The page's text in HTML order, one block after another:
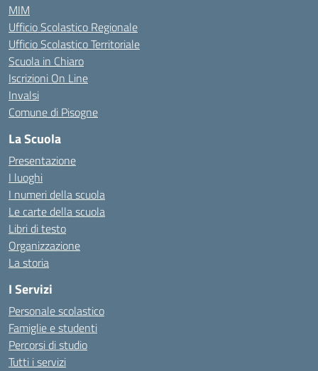
MIM
Ufficio Scolastico Regionale
Ufficio Scolastico Territoriale
Scuola in Chiaro
Iscrizioni On Line
Invalsi
Comune di Pisogne
La Scuola
Presentazione
I luoghi
I numeri della scuola
Le carte della scuola
Libri di testo
Organizzazione
La storia
I Servizi
Personale scolastico
Famiglie e studenti
Percorsi di studio
Tutti i servizi